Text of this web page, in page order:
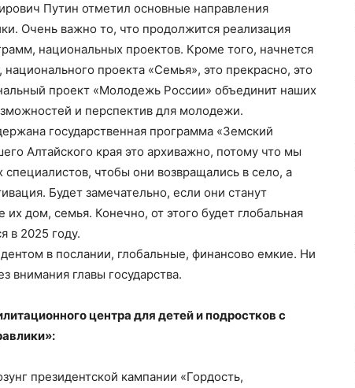
Путин отметил основные направления
Очень важно то, что продолжится реализация
национальных проектов. Кроме того, начнется
проекта «Семья», это прекрасно, это
проект «Молодежь России» объединит наших
и перспектив для молодежи.
государственная программа «Земский
Алтайского края это архиважно, потому что мы
чтобы они возвращались в село, а
Будет замечательно, если они станут
их дом, семья. Конечно, от этого будет глобальная
в 2025 году.
в послании, глобальные, финансово емкие. Ни
внимания главы государства.
центра для детей и подростков с
президентской кампании «Гордость,